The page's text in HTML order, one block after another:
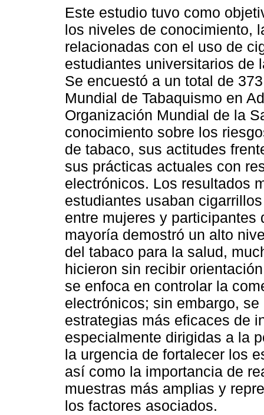
Este estudio tuvo como
los niveles de conocimiento,
relacionadas con el uso de
estudiantes universitarios de
Se encuestó a un total de
Mundial de Tabaquismo en
Organización Mundial de la
conocimiento sobre los
de tabaco, sus actitudes
sus prácticas actuales con
electrónicos. Los resultados
estudiantes usaban
entre mujeres y participantes
mayoría demostró un alto
del tabaco para la salud,
hicieron sin recibir
se enfoca en controlar la
electrónicos; sin embargo,
estrategias más eficaces de
especialmente dirigidas a la
la urgencia de fortalecer los
así como la importancia de
muestras más amplias y
los factores asociados.